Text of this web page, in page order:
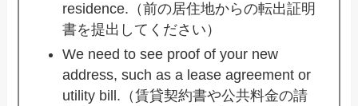
residence.（前の居住地からの転出証明
書を提出してください）
We need to see proof of your new
address, such as a lease agreement or
utility bill.（賃貸契約書や公共料金の請